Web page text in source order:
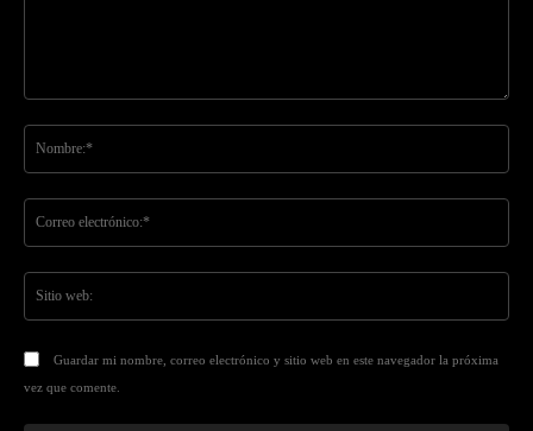
Guardar mi nombre, correo electrónico y sitio web en este navegador la próxima
vez que comente.